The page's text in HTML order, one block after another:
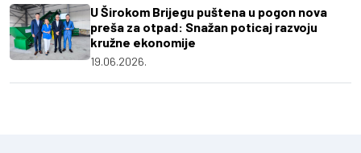
U Širokom Brijegu puštena u pogon nova
preša za otpad: Snažan poticaj razvoju
kružne ekonomije
19.06.2026.